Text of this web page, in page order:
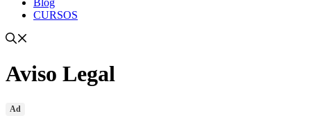
CURSOS
Aviso Legal
Ad